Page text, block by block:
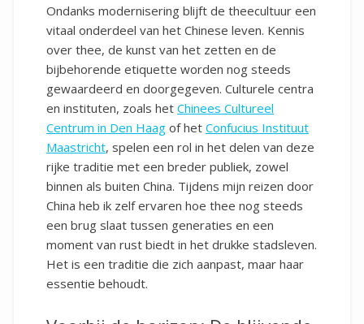
Ondanks modernisering blijft de theecultuur een
vitaal onderdeel van het Chinese leven. Kennis
over thee, de kunst van het zetten en de
bijbehorende etiquette worden nog steeds
gewaardeerd en doorgegeven. Culturele centra
en instituten, zoals het Chinees Cultureel
Centrum in Den Haag of het Confucius Instituut
Maastricht, spelen een rol in het delen van deze
rijke traditie met een breder publiek, zowel
binnen als buiten China. Tijdens mijn reizen door
China heb ik zelf ervaren hoe thee nog steeds
een brug slaat tussen generaties en een
moment van rust biedt in het drukke stadsleven.
Het is een traditie die zich aanpast, maar haar
essentie behoudt.